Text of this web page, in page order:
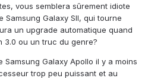
vous semblera sûrement idiote
Galaxy SII, qui tourne
un upgrade automatique quand
3.0 ou un truc du genre?
Galaxy Apollo il y a moins
trop peu puissant et au